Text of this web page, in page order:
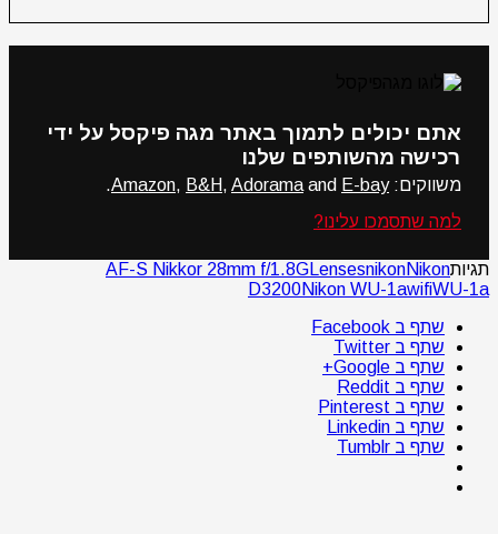
אתם יכולים לתמוך באתר מגה פיקסל על ידי
רכישה מהשותפים שלנו
משווקים: Amazon, B&H, Adorama and E-bay
.
למה שתסמכו עלינו?
תגיות AF-S Nikkor 28mm f/1.8G LensesnikonNikon
D3200Nikon WU-1awifiWU-1a
שתף ב Facebook
שתף ב Twitter
שתף ב Google+
שתף ב Reddit
שתף ב Pinterest
שתף ב Linkedin
שתף ב Tumblr